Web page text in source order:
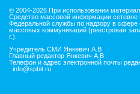
© 2004-2026 При использовании
Средство массовой информации сетевое
Федеральной службы по надзору в
массовых коммуникаций (реестровая
г.).
Учредитель СМИ Янкевич А.В
Главный редактор Янкевич А.В
Телефон и адрес электронной почты
info@spbit.ru